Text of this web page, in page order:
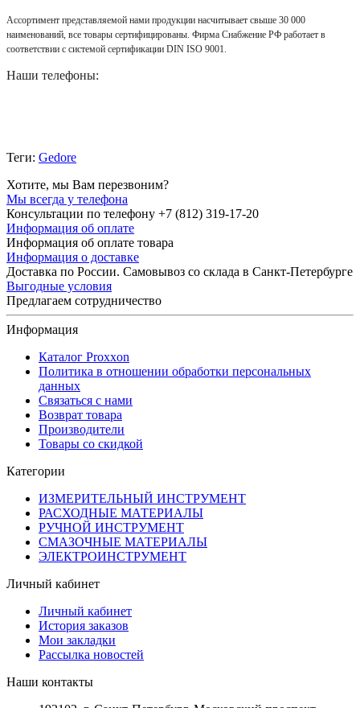
Ассортимент представляемой нами продукции насчитывает свыше 30 000
наименований, все товары сертифицированы. Фирма Снабжение РФ работает в
соответствии с системой сертификации DIN ISO 9001.
Наши телефоны:
Теги: Gedore
Хотите, мы Вам перезвоним?
Мы всегда у телефона
Консультации по телефону +7 (812) 319-17-20
Информация об оплате
Информация об оплате товара
Информация о доставке
Доставка по России. Самовывоз со склада в Санкт-Петербурге
Выгодные условия
Предлагаем сотрудничество
Информация
Каталог Proxxon
Политика в отношении обработки персональных
данных
Связаться с нами
Возврат товара
Производители
Товары со скидкой
Категории
ИЗМЕРИТЕЛЬНЫЙ ИНСТРУМЕНТ
РАСХОДНЫЕ МАТЕРИАЛЫ
РУЧНОЙ ИНСТРУМЕНТ
СМАЗОЧНЫЕ МАТЕРИАЛЫ
ЭЛЕКТРОИНСТРУМЕНТ
Личный кабинет
Личный кабинет
История заказов
Мои закладки
Рассылка новостей
Наши контакты